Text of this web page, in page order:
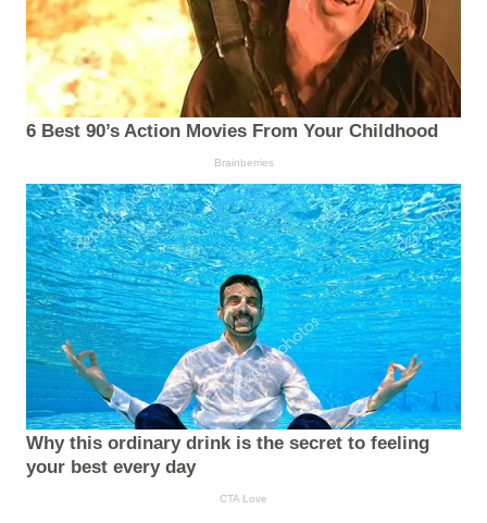
6 Best 90’s Action Movies From Your Childhood
Brainberries
Why this ordinary drink is the secret to feeling
your best every day
CTA Love